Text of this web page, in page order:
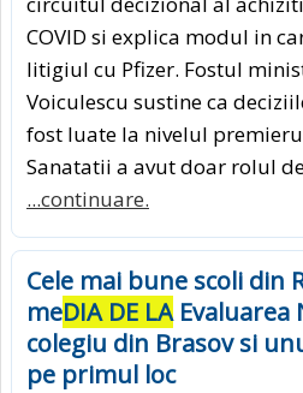
COVID si explica modul in
litigiul cu Pfizer. Fostul
Voiculescu sustine ca
fost luate la nivelul
Sanatatii a avut doar rolul
...continuare.
Cele mai bune scoli din
meDIA DE LAEvaluarea
colegiu din Brasov si
pe primul loc